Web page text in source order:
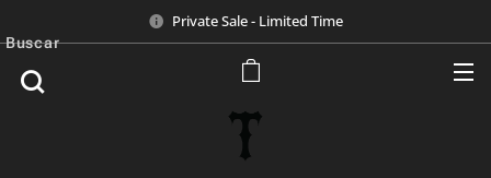
Private Sale - Limited Time
Buscar